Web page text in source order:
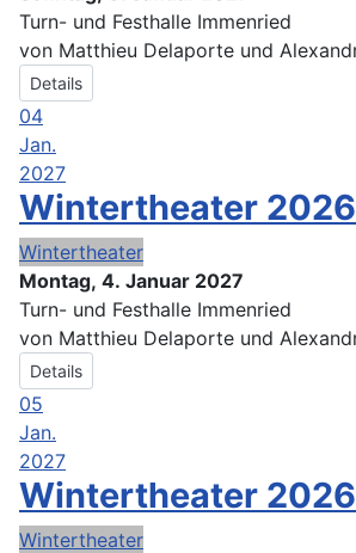
Turn- und Festhalle Immenried
von Matthieu Delaporte und
Details
04
Jan.
2027
Wintertheater
Wintertheater
Montag, 4. Januar 2027
Turn- und Festhalle Immenried
von Matthieu Delaporte und
Details
05
Jan.
2027
Wintertheater
Wintertheater